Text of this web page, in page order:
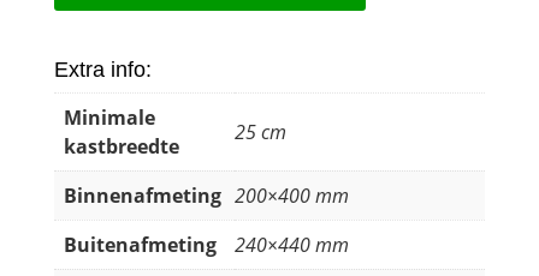
Extra info:
Minimale
kastbreedte
25 cm
Binnenafmeting 200×400 mm
Buitenafmeting
240×440 mm